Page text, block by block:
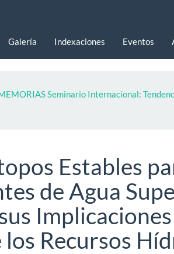
Galería Indexaciones Eventos
Seminario Internacional:
Estables
de Agua
Recursos